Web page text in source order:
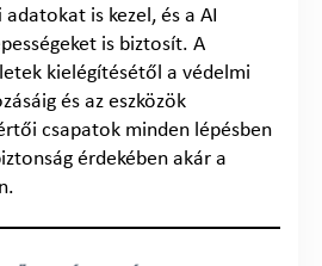
is kezel, és a AI
is biztosít. A
kielégítésétől a védelmi
és az eszközök
csapatok minden lépésben
érdekében akár a